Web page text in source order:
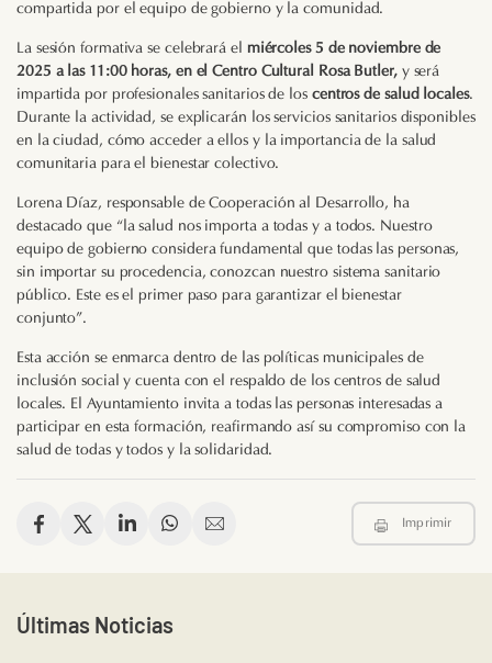
compartida por el equipo de gobierno y la comunidad.
La sesión formativa se celebrará el miércoles 5 de noviembre de
2025 a las 11:00 horas, en el Centro Cultural Rosa Butler,y será
impartida por profesionales sanitarios de los centros de salud locales.
Durante la actividad, se explicarán los servicios sanitarios disponibles
en la ciudad, cómo acceder a ellos y la importancia de la salud
comunitaria para el bienestar colectivo.
Lorena Díaz, responsable de Cooperación al Desarrollo, ha
destacado que “la salud nos importa a todas y a todos. Nuestro
equipo de gobierno considera fundamental que todas las personas,
sin importar su procedencia, conozcan nuestro sistema sanitario
público. Este es el primer paso para garantizar el bienestar
conjunto”.
Esta acción se enmarca dentro de las políticas municipales de
inclusión social y cuenta con el respaldo de los centros de salud
locales. El Ayuntamiento invita a todas las personas interesadas a
participar en esta formación, reafirmando así su compromiso con la
salud de todas y todos y la solidaridad.
Imprimir
Últimas Noticias